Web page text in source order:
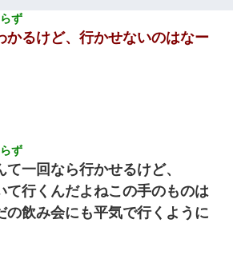
ず
かるけど、行かせないのはなー
ず
一回なら行かせるけど、
行くんだよねこの手のものは
の飲み会にも平気で行くように